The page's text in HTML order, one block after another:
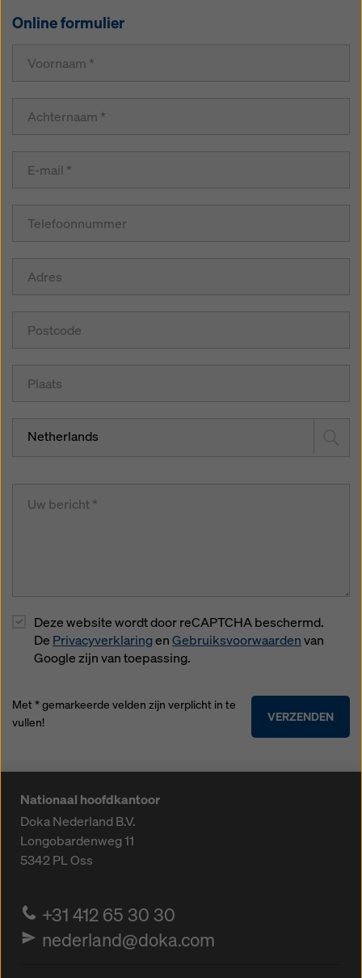
Online formulier
Netherlands
Deze website wordt door reCAPTCHA beschermd.
De PrivacyverklaringenGebruiksvoorwaardenvan
Google zijn van toepassing.
VERZENDEN
Met * gemarkeerde velden zijn verplicht in te
vullen!
Nationaal hoofdkantoor
Doka Nederland B.V.
Longobardenweg 11
5342 PLOss
+31 412 65 30 30
nederland@doka.com